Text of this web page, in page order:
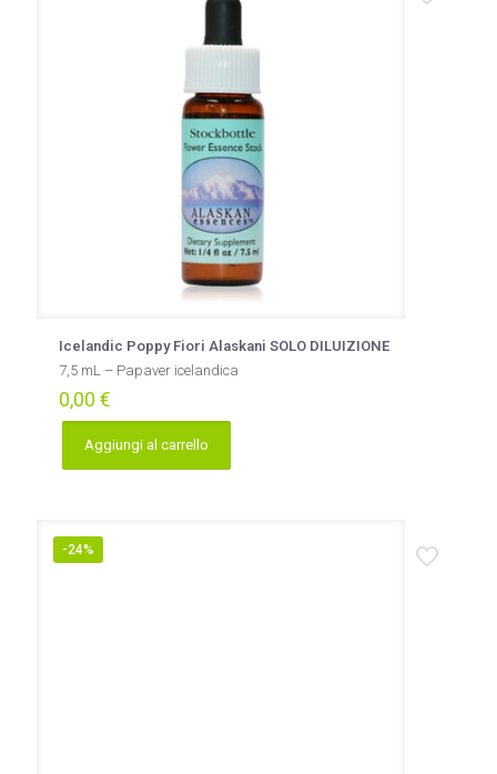
Icelandic Poppy Fiori Alaskani SOLO DILUIZIONE
7,5 mL – Papaver icelandica
0,00 €
Aggiungi al carrello
-24%